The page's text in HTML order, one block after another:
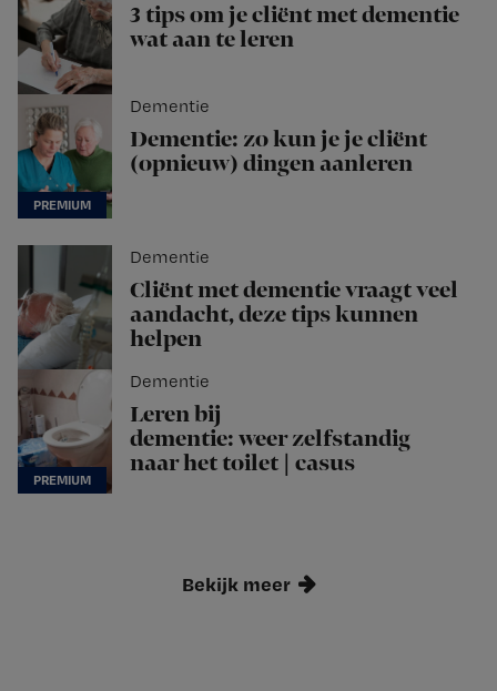
3 tips om je cliënt met dementie
wat aan te leren
Dementie
Dementie: zo kun je je cliënt
(opnieuw) dingen aanleren
Dementie
Cliënt met dementie vraagt veel
aandacht, deze tips kunnen
helpen
Dementie
Leren bij
dementie: weer zelfstandig
naar het toilet | casus
Bekijk meer